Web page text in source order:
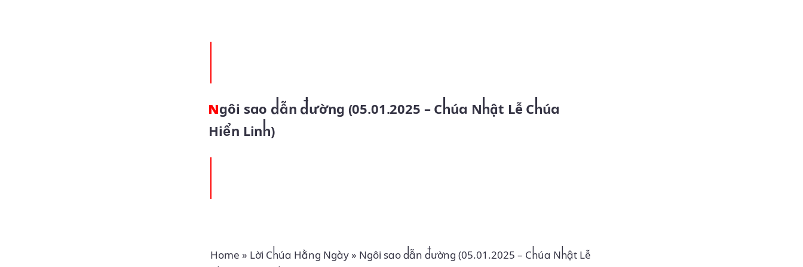
Ngôi sao dẫn đường (05.01.2025 – Chúa Nhật Lễ Chúa
Hiển Linh)
Home » Lời Chúa Hằng Ngày» Ngôi sao dẫn đường (05.01.2025 – Chúa Nhật Lễ